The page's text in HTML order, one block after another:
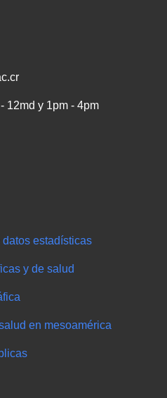
12md y 1pm - 4pm
estadísticas
y de salud
en mesoamérica